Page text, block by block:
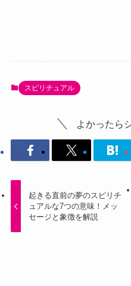
スピリチュアル
よかったら
起きる直前の夢のスピリチ
ュアルな7つの意味！メッ
セージと象徴を解説